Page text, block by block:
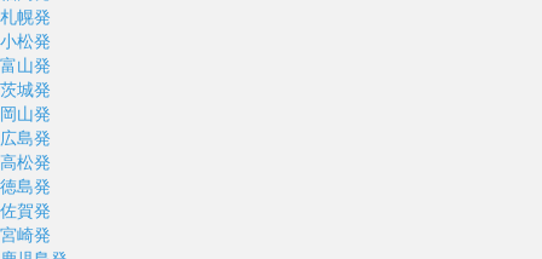
札幌発
小松発
富山発
茨城発
岡山発
広島発
高松発
徳島発
佐賀発
宮崎発